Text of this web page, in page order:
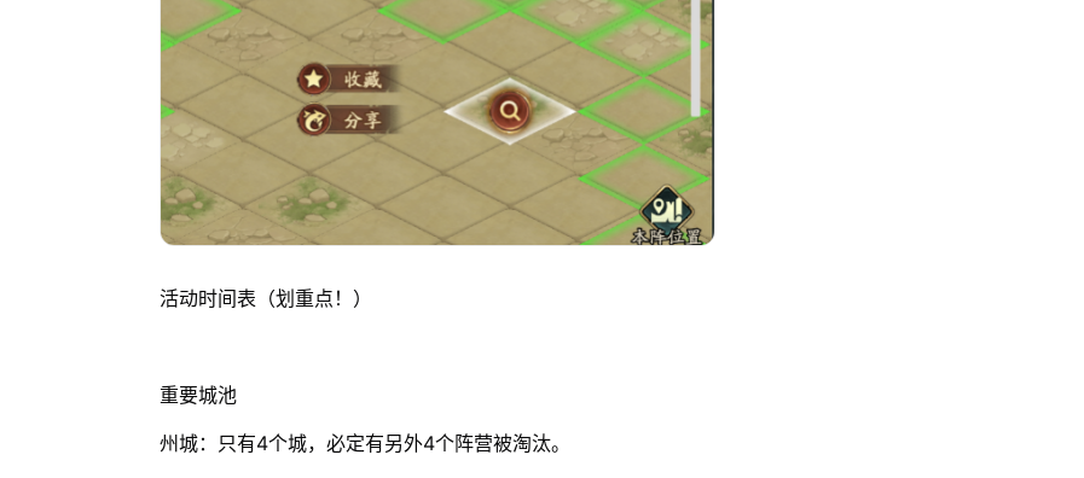
活动时间表（划重点！）
重要城池
州城：只有4个城，必定有另外4个阵营被淘汰。